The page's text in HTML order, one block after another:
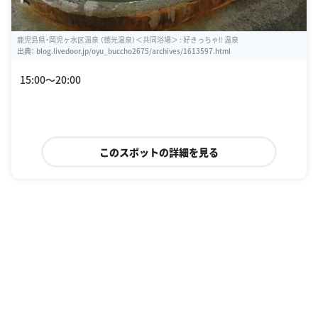
鹿児島県・岡児ヶ水区温泉 （徳光温泉）＜共同浴場＞ : 好きっちゃ!! 温泉
出典： blog.livedoor.jp/oyu_buccho2675/archives/1613597.html
15:00〜20:00
このスポットの詳細を見る